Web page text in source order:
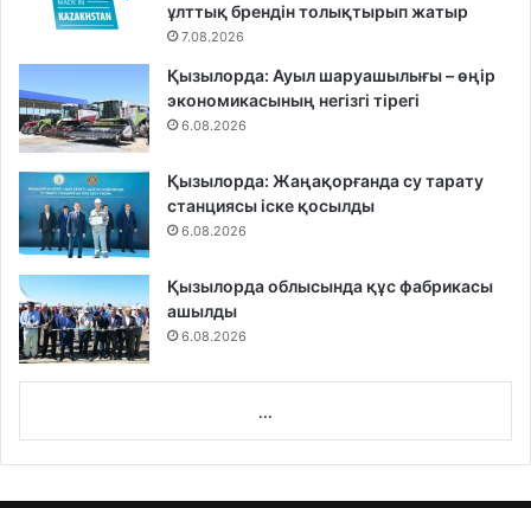
ұлттық брендін толықтырып жатыр
7.08.2026
Қызылорда: Ауыл шаруашылығы – өңір
экономикасының негізгі тірегі
6.08.2026
Қызылорда: Жаңақорғанда су тарату
станциясы іске қосылды
6.08.2026
Қызылорда облысында құс фабрикасы
ашылды
6.08.2026
...